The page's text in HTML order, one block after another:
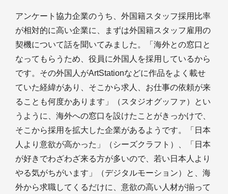
アンケート協力企業のうち、外国籍スタッフ採用比率
が相対的に高い企業に、まずは外国籍スタッフ雇用の
契機について話を聞いてみました。「海外との窓口と
なってもらうため、役員に外国人を採用しているから
です。その外国人がArtStationなどに作品をよく載せ
ていた経緯があり、そこから求人、お仕事の依頼が来
ることも何度かあります」（スタジオグッファ）とい
うように、海外への窓口を設けたことがきっかけで、
そこから採用を拡大した企業があるようです。「日本
人より意欲が高かった」（シーズクラフト）、「日本
が好きでわざわざ来る方が多いので、若い日本人より
やる気がちがいます」（デジタルモーション）と、海
外から求職してくるだけに、意欲の高い人材が揃って